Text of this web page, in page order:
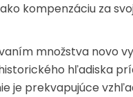
kompenzáciu za
množstva novo
hľadiska
je prekvapujúce